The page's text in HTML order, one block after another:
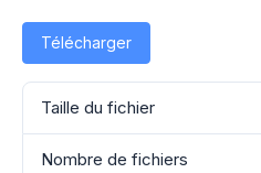
Télécharger
Taille du fichier
Nombre de fichiers